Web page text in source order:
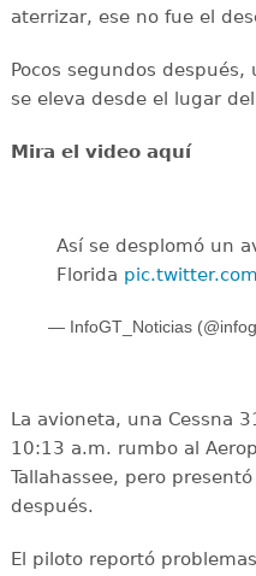
aterrizar, ese no fue el
Pocos segundos
se eleva desde el lugar
Mira el video aquí
Así se desplomó un
Florida
— InfoGT_Noticias
La avioneta, una Cessna
10:13 a.m. rumbo al
Tallahassee, pero
después.
El piloto reportó